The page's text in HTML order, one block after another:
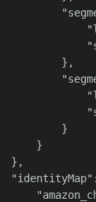
},
}
}
},